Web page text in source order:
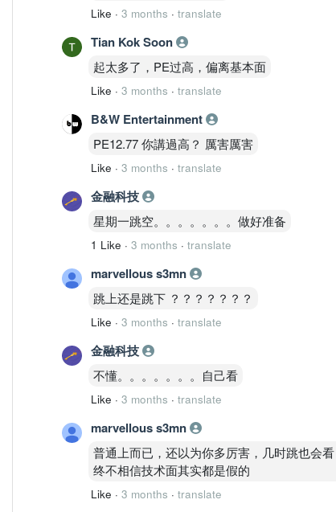
Like · 3 months · translate
Tian Kok Soon
起太多了，PE过高，偏离基本面
Like · 3 months · translate
B&W Entertainment
PE12.77 你講過高？ 厲害厲害
Like · 3 months · translate
金融科技
星期一跳空。。。。。。。做好准备
1 Like · 3 months · translate
marvellous s3mn
跳上还是跳下 ？？？？？？？
Like · 3 months · translate
金融科技
不懂。。。。。。。自己看
Like · 3 months · translate
marvellous s3mn
普通上而已，还以为你多厉害，几时跳也会
终不相信技术面其实都是假的
Like · 3 months · translate